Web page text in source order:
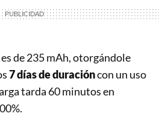
de 235 mAh, otorgándole
7 días de duracióncon un uso
tarda 60 minutos en